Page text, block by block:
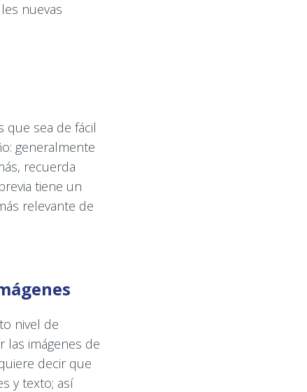
nuevas
sea de fácil
generalmente
recuerda
tiene un
relevante de
nivel de
las imágenes de
decir que
y texto; así